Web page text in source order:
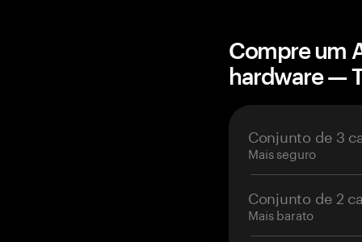
Compre um
hardware —
Conjunto de 3
Mais seguro
Conjunto de 2
Mais barato